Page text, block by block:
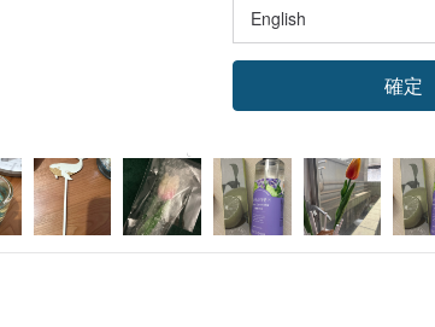
看品牌所有評價
確定